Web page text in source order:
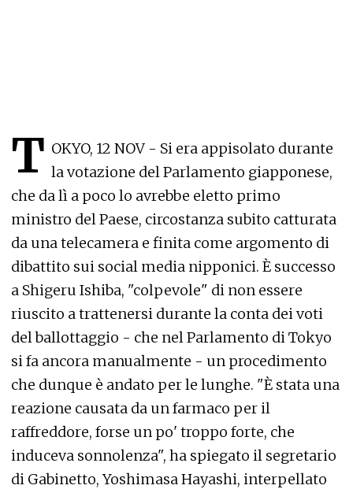
T OKYO, 12 NOV - Si era appisolato durante
la votazione del Parlamento giapponese,
che da lì a poco lo avrebbe eletto primo
ministro del Paese, circostanza subito catturata
da una telecamera e finita come argomento di
dibattito sui social media nipponici. È successo
a Shigeru Ishiba, "colpevole" di non essere
riuscito a trattenersi durante la conta dei voti
del ballottaggio - che nel Parlamento di Tokyo
si fa ancora manualmente - un procedimento
che dunque è andato per le lunghe. "È stata una
reazione causata da un farmaco per il
raffreddore, forse un po' troppo forte, che
induceva sonnolenza", ha spiegato il segretario
di Gabinetto, Yoshimasa Hayashi, interpellato